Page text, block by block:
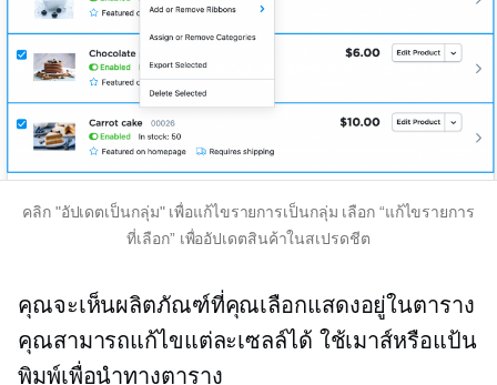
คลิก "อัปเดตเป็นกลุ่ม" เพื่อแก้ไขรายการเป็นกลุ่ม เลือก “แก้ไขรายการ
ที่เลือก” เพื่ออัปเดตสินค้าในสเปรดชีต
คุณจะเห็นผลิตภัณฑ์ที่คุณเลือกแสดงอยู่ในตาราง
คุณสามารถแก้ไขแต่ละเซลล์ได้ ใช้เมาส์หรือแป้น
พิมพ์เพื่อนำทางตาราง